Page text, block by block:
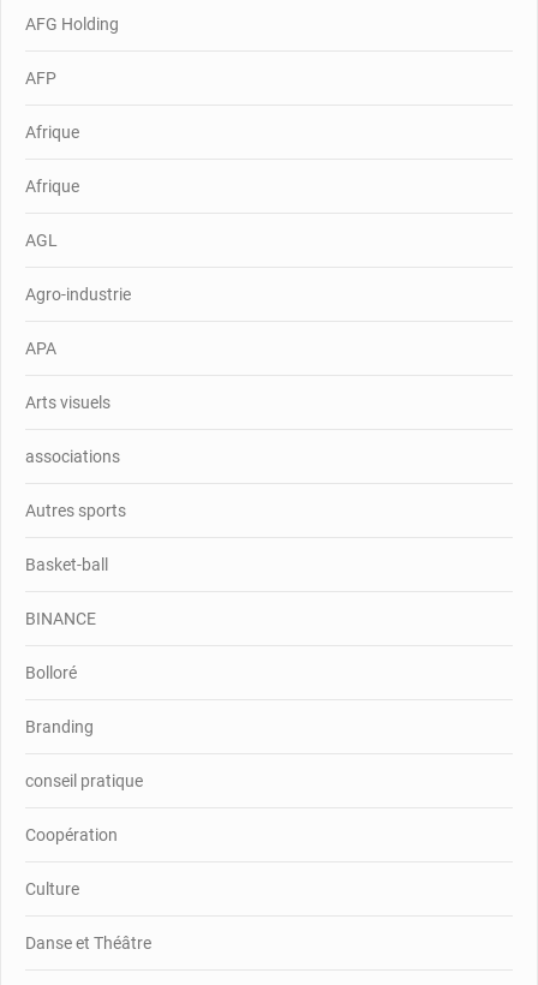
AFG Holding
AFP
Afrique
Afrique
AGL
Agro-industrie
APA
Arts visuels
associations
Autres sports
Basket-ball
BINANCE
Bolloré
Branding
conseil pratique
Coopération
Culture
Danse et Théâtre